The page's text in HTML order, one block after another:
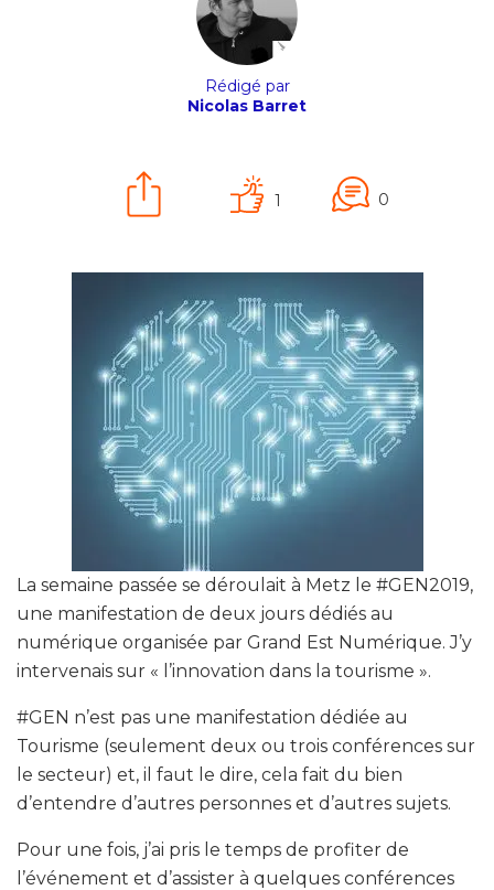
Rédigé par
Nicolas Barret
1 0
La semaine passée se déroulait à Metz le #GEN2019,
une manifestation de deux jours dédiés au
numérique organisée par Grand Est Numérique. J’y
intervenais sur « l’innovation dans la tourisme ».
#GEN n’est pas une manifestation dédiée au
Tourisme (seulement deux ou trois conférences sur
le secteur) et, il faut le dire, cela fait du bien
d’entendre d’autres personnes et d’autres sujets.
Pour une fois, j’ai pris le temps de profiter de
l’événement et d’assister à quelques conférences